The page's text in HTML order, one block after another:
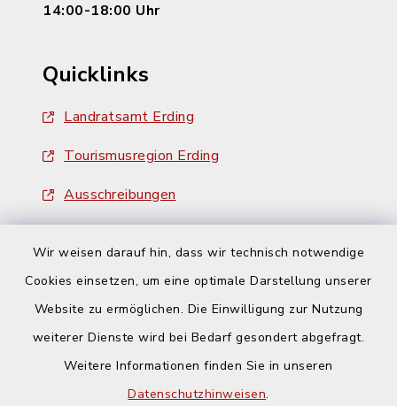
Wir weisen darauf hin, dass wir technisch notwendige
Cookies einsetzen, um eine optimale Darstellung unserer
Website zu ermöglichen. Die Einwilligung zur Nutzung
weiterer Dienste wird bei Bedarf gesondert abgefragt.
Weitere Informationen finden Sie in unseren
Datenschutzhinweisen.
14:00-18:00 Uhr
Quicklinks
Landratsamt Erding
Tourismusregion Erding
Ausschreibungen
Barrierefreiheit